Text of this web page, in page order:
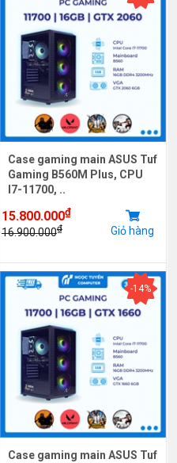
Case gaming main ASUS Tuf
Gaming B560M Plus, CPU
I7-11700, ..
15.800.000₫
16.900.000₫ Giỏ hàng
-14%
Case gaming main ASUS Tuf